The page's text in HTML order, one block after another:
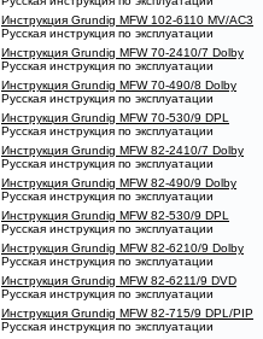
Инструкция Grundig MFW 102-6110 MV/AC3
Русская инструкция по эксплуатации
Инструкция Grundig MFW 70-2410/7 Dolby
Русская инструкция по эксплуатации
Инструкция Grundig MFW 70-490/8 Dolby
Русская инструкция по эксплуатации
Инструкция Grundig MFW 70-530/9 DPL
Русская инструкция по эксплуатации
Инструкция Grundig MFW 82-2410/7 Dolby
Русская инструкция по эксплуатации
Инструкция Grundig MFW 82-490/9 Dolby
Русская инструкция по эксплуатации
Инструкция Grundig MFW 82-530/9 DPL
Русская инструкция по эксплуатации
Инструкция Grundig MFW 82-6210/9 Dolby
Русская инструкция по эксплуатации
Инструкция Grundig MFW 82-6211/9 DVD
Русская инструкция по эксплуатации
Инструкция Grundig MFW 82-715/9 DPL/PIP
Русская инструкция по эксплуатации